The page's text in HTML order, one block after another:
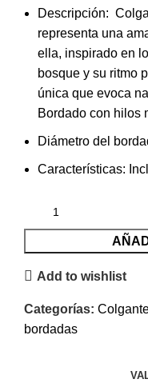
Descripción:
representa una
ella, inspirado en
bosque y su ritmo
única que evoca
Bordado con hilos
Diámetro del
Características:
Add to wishlist
Categorías:
bordadas